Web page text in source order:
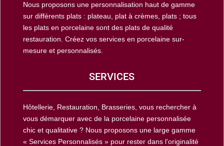
Nous proposons une personnalisation haut de gamme
sur différents plats : plateau, plat à crèmes, plats ; tous
les plats en porcelaine sont des plats de qualité
restauration. Créez vos services en porcelaine sur-
mesure et personnalisés.
SERVICES
Hôtellerie, Restauration, Brasseries, vous rechercher à
vous démarquer avec de la porcelaine personnalisée
chic et qualitative ? Nous proposons une large gamme
« Services Personnalisés » pour rester dans l’originalité